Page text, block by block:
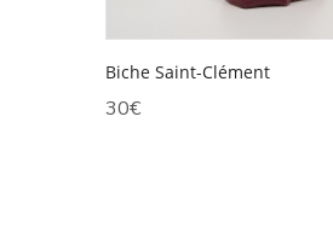
Biche Saint-Clément
30€